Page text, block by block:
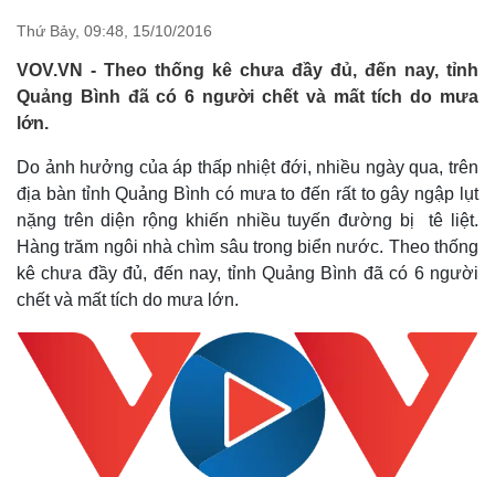
Thứ Bảy, 09:48, 15/10/2016
VOV.VN - Theo thống kê chưa đầy đủ, đến nay, tỉnh
Quảng Bình đã có 6 người chết và mất tích do mưa
lớn.
Do ảnh hưởng của áp thấp nhiệt đới, nhiều ngày qua, trên
địa bàn tỉnh Quảng Bình có mưa to đến rất to gây ngập lụt
nặng trên diện rộng khiến nhiều tuyến đường bị tê liệt.
Hàng trăm ngôi nhà chìm sâu trong biển nước. Theo thống
kê chưa đầy đủ, đến nay, tỉnh Quảng Bình đã có 6 người
chết và mất tích do mưa lớn.